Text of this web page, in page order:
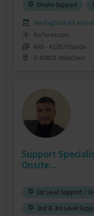
Onsite-Support
Verfügbarkeit
0
Referenzen
€45 - €105/Stunde
D-80801 München
Support
Onsite...
1st Level Support /
2nd & 3rd Level